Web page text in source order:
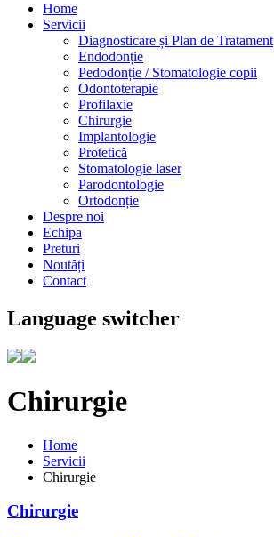
Home
Servicii
Diagnosticare și Plan de Tratament
Endodonție
Pedodonție / Stomatologie copii
Odontoterapie
Profilaxie
Chirurgie
Implantologie
Protetică
Stomatologie laser
Parodontologie
Ortodonție
Despre noi
Echipa
Preturi
Noutăți
Contact
Language switcher
Chirurgie
Home
Servicii
Chirurgie
Chirurgie